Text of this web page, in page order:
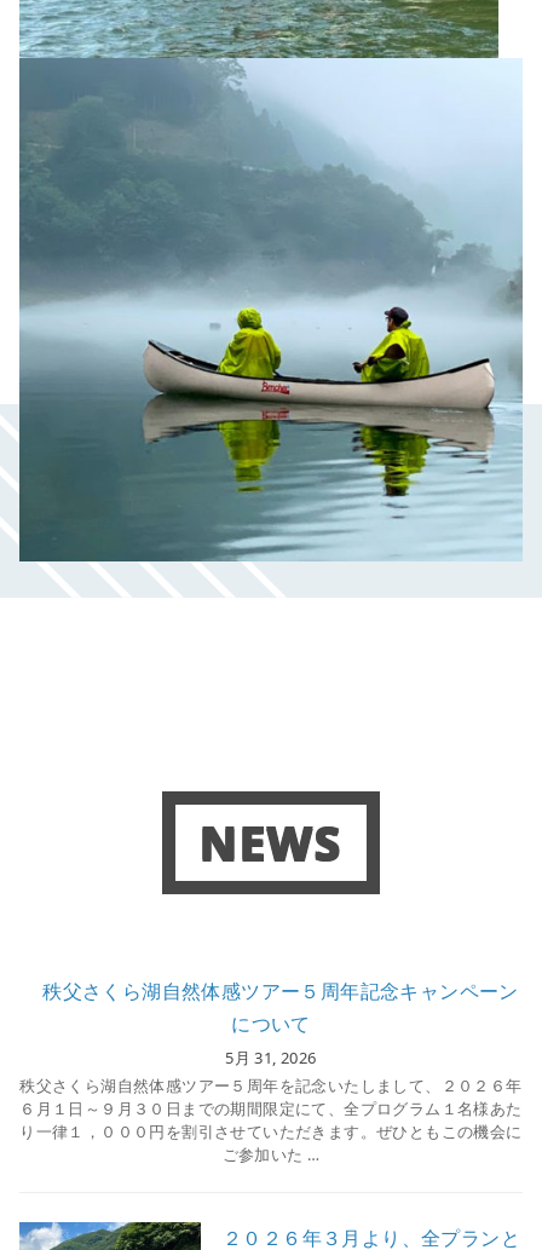
NEWS
秩父さくら湖自然体感ツアー５周年記念キャンペーン
について
5月 31, 2026
秩父さくら湖自然体感ツアー５周年を記念いたしまして、２０２６年
６月１日～９月３０日までの期間限定にて、全プログラム１名様あた
り一律１，０００円を割引させていただきます。ぜひともこの機会に
ご参加いた …
２０２６年３月より、全プランと